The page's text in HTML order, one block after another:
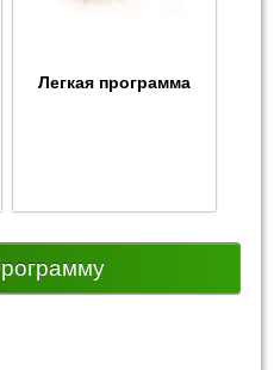
Легкая программа